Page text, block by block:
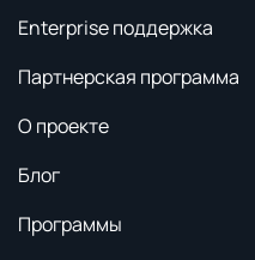
Enterprise поддержка
Партнерская программа
О проекте
Блог
Программы